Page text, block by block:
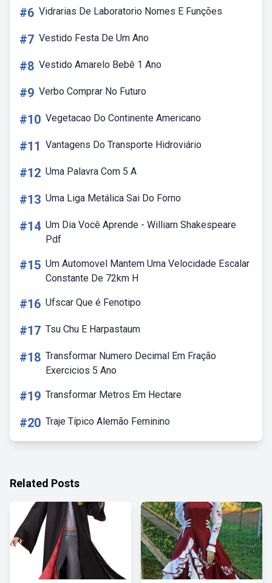
#6 Vidrarias De Laboratorio Nomes E Funções
#7 Vestido Festa De Um Ano
#8 Vestido Amarelo Bebê 1 Ano
#9 Verbo Comprar No Futuro
#10 Vegetacao Do Continente Americano
#11 Vantagens Do Transporte Hidroviário
#12 Uma Palavra Com 5 A
#13 Uma Liga Metálica Sai Do Forno
#14 Um Dia Você Aprende - William Shakespeare
Pdf
#15 Um Automovel Mantem Uma Velocidade Escalar
Constante De 72km H
#16 Ufscar Que é Fenotipo
#17 Tsu Chu E Harpastaum
#18 Transformar Numero Decimal Em Fração
Exercicios 5 Ano
#19 Transformar Metros Em Hectare
#20 Traje Típico Alemão Feminino
Related Posts